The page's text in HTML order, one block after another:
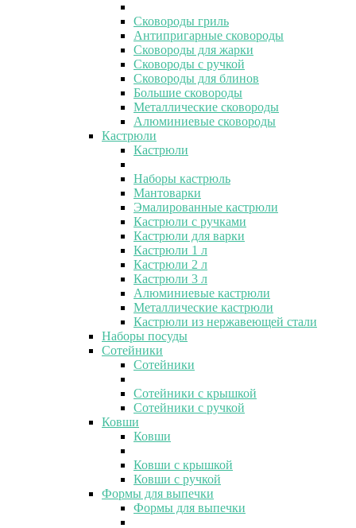
Сковороды гриль
Антипригарные сковороды
Сковороды для жарки
Сковороды с ручкой
Сковороды для блинов
Большие сковороды
Металлические сковороды
Алюминиевые сковороды
Кастрюли
Кастрюли
Наборы кастрюль
Мантоварки
Эмалированные кастрюли
Кастрюли с ручками
Кастрюли для варки
Кастрюли 1 л
Кастрюли 2 л
Кастрюли 3 л
Алюминиевые кастрюли
Металлические кастрюли
Кастрюли из нержавеющей стали
Наборы посуды
Сотейники
Сотейники
Сотейники с крышкой
Сотейники с ручкой
Ковши
Ковши
Ковши с крышкой
Ковши с ручкой
Формы для выпечки
Формы для выпечки